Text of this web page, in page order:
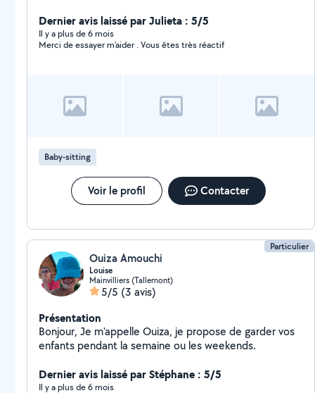
auto entrepreneuse dans le domaine du ménage pour
particuliers/entreprises. Je garde aussi des animaux...
fais du babysitting, et repassage. Contactez moi si
Dernier avis laissé par Julieta : 5/5
Il y a plus de 6 mois
Merci de essayer m’aider . Vous êtes très réactif
Baby-sitting
Voir le profil Contacter
Particulier
Ouiza Amouchi
Louise
Mainvilliers (Tallemont)
5/5 (3 avis)
Présentation
Bonjour, Je m'appelle Ouiza, je propose de garder vos
enfants pendant la semaine ou les weekends.
Dernier avis laissé par Stéphane : 5/5
Il y a plus de 6 mois